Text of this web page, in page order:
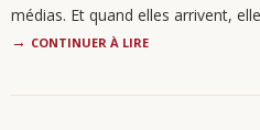
médias. Et quand elles arrivent,
CONTINUER À LIRE